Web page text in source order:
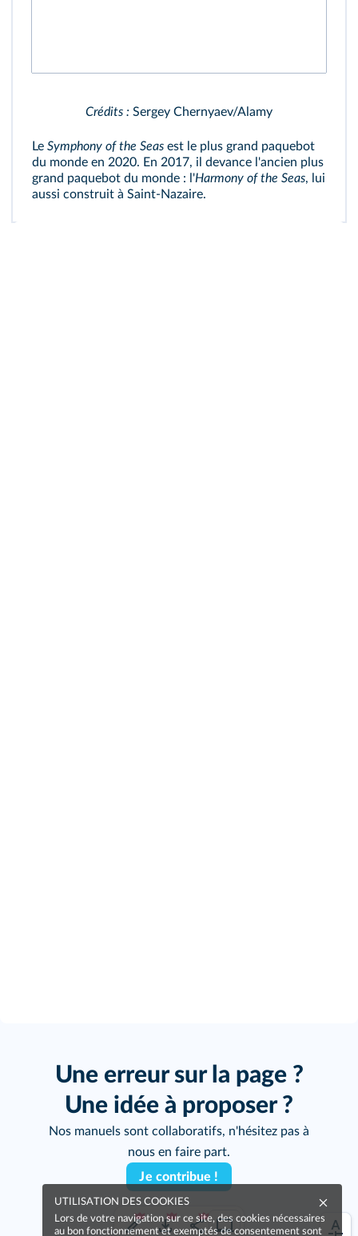
Crédits : Sergey Chernyaev/Alamy
Le Symphony of the Seas est le plus grand paquebot
du monde en 2020. En 2017, il devance l'ancien plus
grand paquebot du monde : l'Harmony of the Seas, lui
aussi construit à Saint‑Nazaire.
Une erreur sur la page ?
Une idée à proposer ?
Nos manuels sont collaboratifs, n'hésitez pas à
nous en faire part.
Je contribue !
UTILISATION DES COOKIES
Lors de votre navigation sur ce site, des cookies nécessaires
au bon fonctionnement et exemptés de consentement sont